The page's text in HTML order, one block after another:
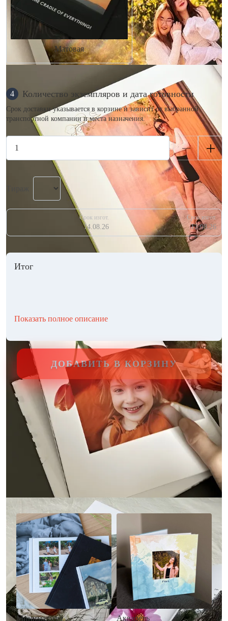
Матовая
4 Количество экземпляров и дата готовности
Срок доставки указывается в корзине и зависит от выбранной
транспортной компании и места назначения.
Срок изгот.
14.08.26
Срок изгот.
12.08.26
Итог
Показать полное описание
ДОБАВИТЬ В КОРЗИНУ
Другие стили фотокниг
Минимализм Акварель